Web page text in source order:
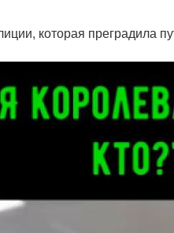
которая преградила